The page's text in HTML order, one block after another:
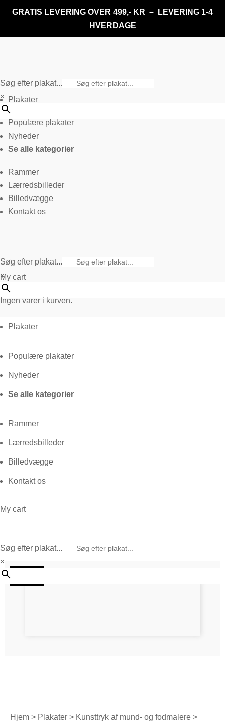
GRATIS LEVERING OVER 499,- KR – LEVERING 1-4
HVERDAGE
Søg efter plakat...
× Plakater
Populære plakater
Nyheder
Se alle kategorier
Rammer
Lærredsbilleder
Billedvægge
Kontakt os
Søg efter plakat...
×
My cart
Ingen varer i kurven.
Plakater
Populære plakater
Nyheder
Se alle kategorier
Rammer
Lærredsbilleder
Billedvægge
Kontakt os
My cart
Søg efter plakat...
×
Hjem > Plakater > Kunsttryk af mund- og fodmalere >